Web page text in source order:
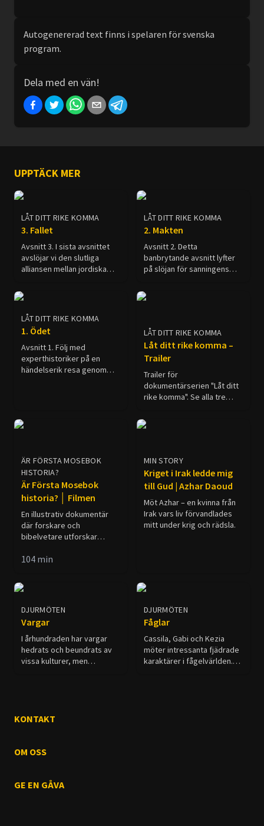
Autogenererad text finns i spelaren för svenska
program.
Dela med en vän!
UPPTÄCK MER
LÅT DITT RIKE KOMMA
3. Fallet
Avsnitt 3. I sista avsnittet
avslöjar vi den slutliga
alliansen mellan jordiska
försöka förstöra Guds folk
och inleda en tid av
universell förstörelse.
LÅT DITT RIKE KOMMA
2. Makten
Avsnitt 2. Detta
banbrytande avsnitt lyfter
på slöjan för sanningens
förutsagt. I denna film
avslöjas Antikrist.
LÅT DITT RIKE KOMMA
1. Ödet
Avsnitt 1. Följ med
experthistoriker på en
händelserik resa genom
LÅT DITT RIKE KOMMA
Låt ditt rike komma –
Trailer
Trailer för
dokumentärserien "Låt ditt
rike komma". Se alla tre
Channel.
ÄR FÖRSTA MOSEBOK
HISTORIA?
Är Första Mosebok
historia? │ Filmen
En illustrativ dokumentär
där forskare och
bibelvetare utforskar
kapitlen i Bibeln tolkas som
och avgör själv!
104 min
MIN STORY
Kriget i Irak ledde mig
till Gud | Azhar Daoud
Möt Azhar – en kvinna från
Irak vars liv förvandlades
mitt under krig och rädsla.
DJURMÖTEN
Vargar
I århundraden har vargar
hedrats och beundrats av
vissa kulturer, men
överlevnad.
DJURMÖTEN
Fåglar
Cassila, Gabi och Kezia
möter intressanta fjädrade
karaktärer i fågelvärlden.
KONTAKT
OM OSS
GE EN GÅVA